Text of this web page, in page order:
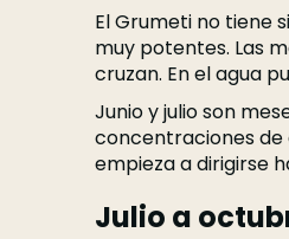
El Grumeti no tiene
muy potentes. Las
cruzan. En el agua
Junio y julio son
concentraciones de
empieza a dirigirse
Julio a